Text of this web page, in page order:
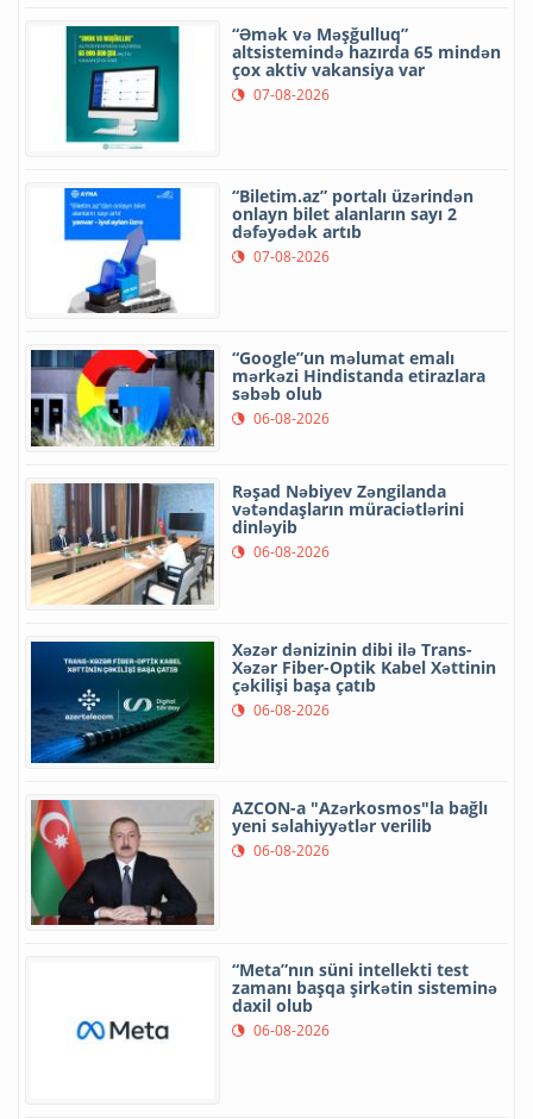
“Əmək və Məşğulluq”
altsistemində hazırda 65 mindən
çox aktiv vakansiya var
07-08-2026
“Biletim.az” portalı üzərindən
onlayn bilet alanların sayı 2
dəfəyədək artıb
07-08-2026
“Google”un məlumat emalı
mərkəzi Hindistanda etirazlara
səbəb olub
06-08-2026
Rəşad Nəbiyev Zəngilanda
vətəndaşların müraciətlərini
dinləyib
06-08-2026
Xəzər dənizinin dibi ilə Trans-
Xəzər Fiber-Optik Kabel Xəttinin
çəkilişi başa çatıb
06-08-2026
AZCON-a "Azərkosmos"la bağlı
yeni səlahiyyətlər verilib
06-08-2026
“Meta”nın süni intellekti test
zamanı başqa şirkətin sisteminə
daxil olub
06-08-2026